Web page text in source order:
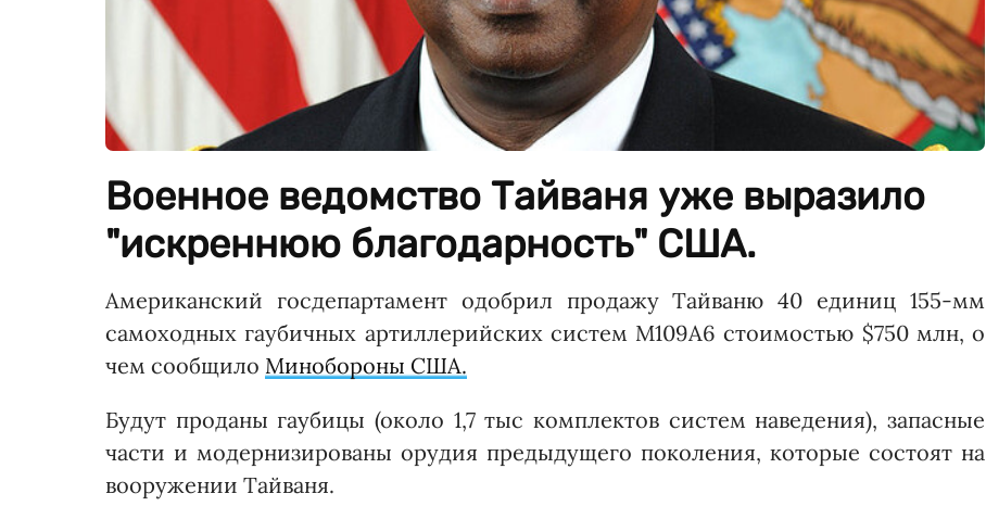
Военное ведомство Тайваня уже выразило
"искреннюю благодарность" США.
Американский госдепартамент одобрил продажу Тайваню 40 единиц 155-мм
самоходных гаубичных артиллерийских систем M109A6 стоимостью $750 млн, о
чем сообщило Минобороны США.
Будут проданы гаубицы (около 1,7 тыс комплектов систем наведения), запасные
части и модернизированы орудия предыдущего поколения, которые состоят на
вооружении Тайваня.